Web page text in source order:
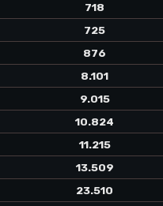
718
725
876
8.101
9.015
10.824
11.215
13.509
23.510